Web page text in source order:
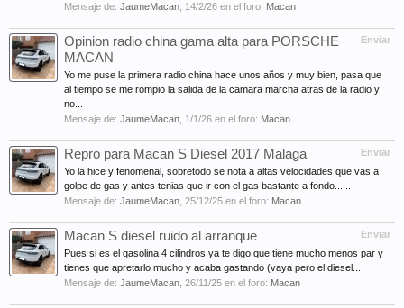
Mensaje de: JaumeMacan 14/2/26 en el foro: Macan
Enviar
Opinion radio china gama alta para PORSCHE
MACAN
Yo me puse la primera radio china hace unos años y muy bien, pasa que
al tiempo se me rompio la salida de la camara marcha atras de la radio y
no...
Mensaje de: JaumeMacan 1/1/26 en el foro: Macan
Enviar
Repro para Macan S Diesel 2017 Malaga
Yo la hice y fenomenal, sobretodo se nota a altas velocidades que vas a
golpe de gas y antes tenias que ir con el gas bastante a fondo......
Mensaje de: JaumeMacan 25/12/25 en el foro: Macan
Enviar
Macan S diesel ruido al arranque
Pues si es el gasolina 4 cilindros ya te digo que tiene mucho menos par y
tienes que apretarlo mucho y acaba gastando (vaya pero el diesel...
Mensaje de: JaumeMacan 26/11/25 en el foro: Macan